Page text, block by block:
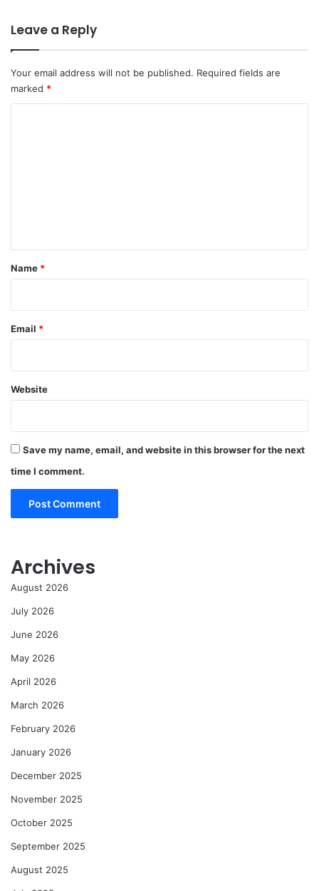
Leave a Reply
Your email address will not be published. Required fields are
marked *
*
Name *
Email *
Website
Save my name, email, and website in this browser for the next
time I comment.
Archives
August 2026
July 2026
June 2026
May 2026
April 2026
March 2026
February 2026
January 2026
December 2025
November 2025
October 2025
September 2025
August 2025